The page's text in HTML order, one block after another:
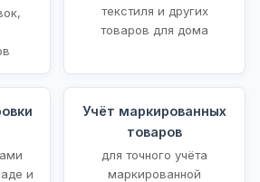
текстиля и других
товаров для дома
и
Учёт маркированных
товаров
для точного учёта
маркированной